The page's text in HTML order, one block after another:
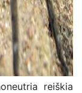
reiškia